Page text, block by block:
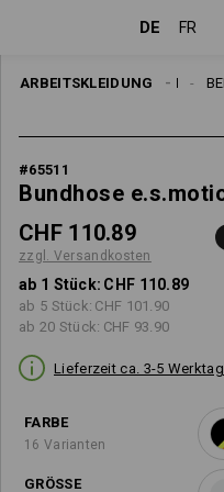
DE FR
ARBEITSKLEIDUNG
ARBEITSHOSEN
HERREN
#65511
Bundhose
CHF 110.89
zzgl. Versandkosten
ab 1 Stück: CHF 110.89
ab 5 Stück: CHF 101.90
ab 20 Stück: CHF 93.90
Lieferzeit ca. 3-5
FARBE
16 Varianten
GRÖSSE